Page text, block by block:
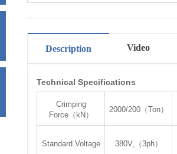
Description Video
Technical Specifications
Crimping
Force（kN）
2000/200（Ton）
Standard Voltage 380V,（3ph）